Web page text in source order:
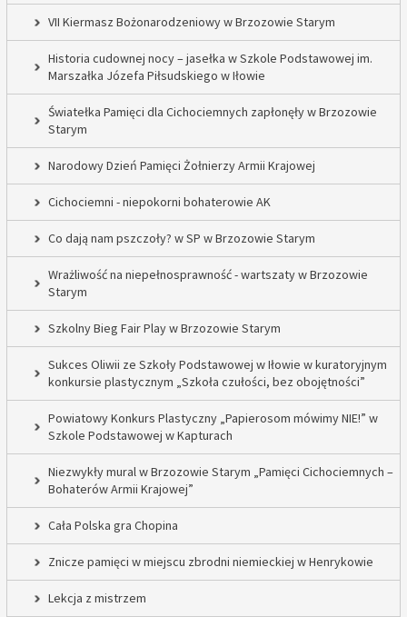
VII Kiermasz Bożonarodzeniowy w Brzozowie Starym
Historia cudownej nocy – jasełka w Szkole Podstawowej im.
Marszałka Józefa Piłsudskiego w Iłowie
Światełka Pamięci dla Cichociemnych zapłonęły w Brzozowie
Starym
Narodowy Dzień Pamięci Żołnierzy Armii Krajowej
Cichociemni - niepokorni bohaterowie AK
Co dają nam pszczoły? w SP w Brzozowie Starym
Wrażliwość na niepełnosprawność - wartszaty w Brzozowie
Starym
Szkolny Bieg Fair Play w Brzozowie Starym
Sukces Oliwii ze Szkoły Podstawowej w Iłowie w kuratoryjnym
konkursie plastycznym „Szkoła czułości, bez obojętności”
Powiatowy Konkurs Plastyczny „Papierosom mówimy NIE!” w
Szkole Podstawowej w Kapturach
Niezwykły mural w Brzozowie Starym „Pamięci Cichociemnych –
Bohaterów Armii Krajowej”
Cała Polska gra Chopina
Znicze pamięci w miejscu zbrodni niemieckiej w Henrykowie
Lekcja z mistrzem